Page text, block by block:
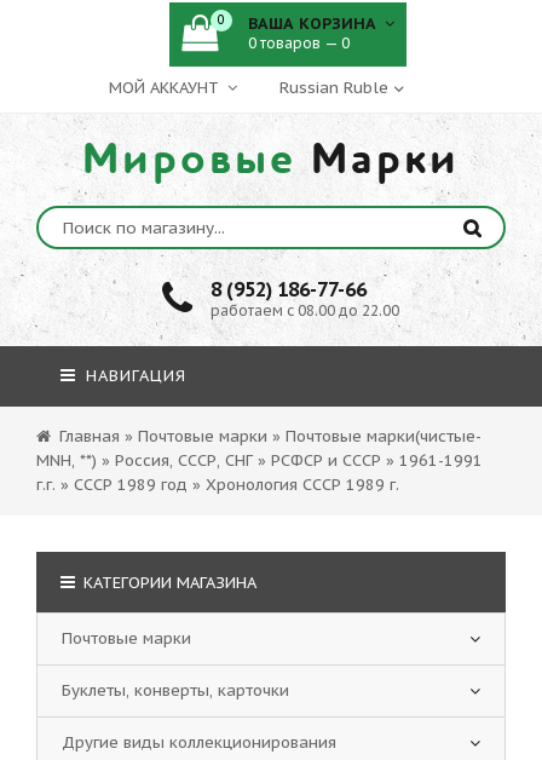
МОЙ АККАУНТ
Мировые Марки
8 (952) 186-77-66
работаем с 08.00 до 22.00
0 ВАША КОРЗИНА
0 товаров — 0
НАВИГАЦИЯ
Главная » Почтовые марки » Почтовые марки(чистые-
MNH, **) » Россия, СССР, СНГ » РСФСР и СССР » 1961-1991
г.г. » СССР 1989 год » Хронология СССР 1989 г.
КАТЕГОРИИ МАГАЗИНА
Почтовые марки
Буклеты, конверты, карточки
Другие виды коллекционирования